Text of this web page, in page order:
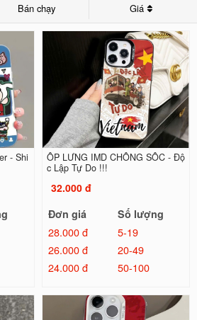
Bán chạy Giá
- Shi
ỐP LƯNG IMD CHỐNG SỐC - Độ
c Lập Tự Do !!!
32.000 đ
Đơn giá
Số lượng
28.000 đ
5-19
26.000 đ
20-49
24.000 đ
50-100